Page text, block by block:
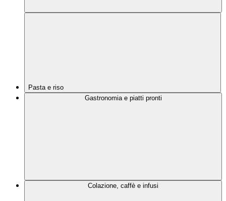
Pasta e riso
Gastronomia e piatti pronti
Colazione, caffè e infusi